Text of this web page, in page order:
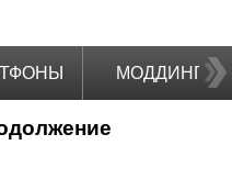
МОДДИНГ